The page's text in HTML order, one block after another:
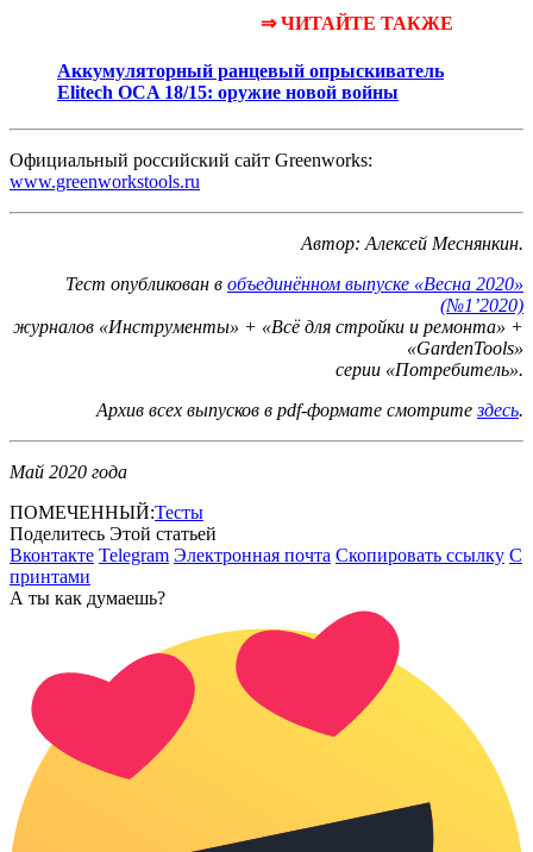
⇒ ЧИТАЙТЕ ТАКЖЕ
Аккумуляторный ранцевый опрыскиватель
Elitech OCA 18/15: оружие новой войны
Официальный российский сайт Greenworks:
www.greenworkstools.ru
Автор: Алексей Меснянкин.
Тест опубликован в объединённом выпуске «Весна 2020»
(№1’2020)
журналов «Инструменты» + «Всё для стройки и ремонта» +
«GardenTools»
серии «Потребитель».
Архив всех выпусков в pdf-формате смотритездесь.
Май 2020 года
ПОМЕЧЕННЫЙ:Тесты
Поделитесь Этой статьей
Вконтакте Telegram Электронная почта Скопировать ссылку С
принтами
А ты как думаешь?